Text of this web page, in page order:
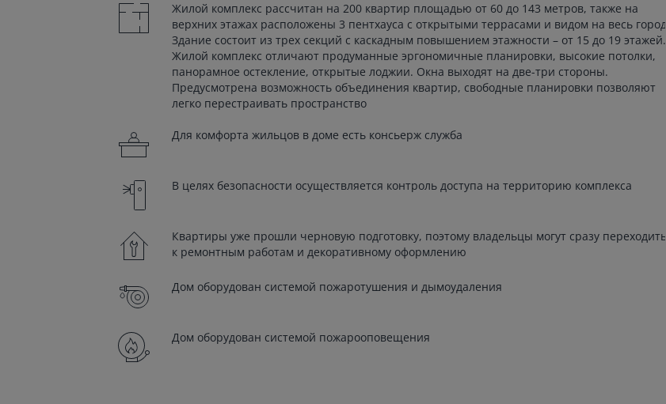
Жилой комплекс рассчитан на 200 квартир площадью от 60 до 143 метров, также на
верхних этажах расположены 3 пентхауса с открытыми террасами и видом на весь город.
Здание состоит из трех секций с каскадным повышением этажности – от 15 до 19 этажей.
Жилой комплекс отличают продуманные эргономичные планировки, высокие потолки,
панорамное остекление, открытые лоджии. Окна выходят на две-три стороны.
Предусмотрена возможность объединения квартир, свободные планировки позволяют
легко перестраивать пространство
Для комфорта жильцов в доме есть консьерж служба
В целях безопасности осуществляется контроль доступа на территорию комплекса
Квартиры уже прошли черновую подготовку, поэтому владельцы могут сразу переходить
к ремонтным работам и декоративному оформлению
Дом оборудован системой пожаротушения и дымоудаления
Дом оборудован системой пожарооповещения